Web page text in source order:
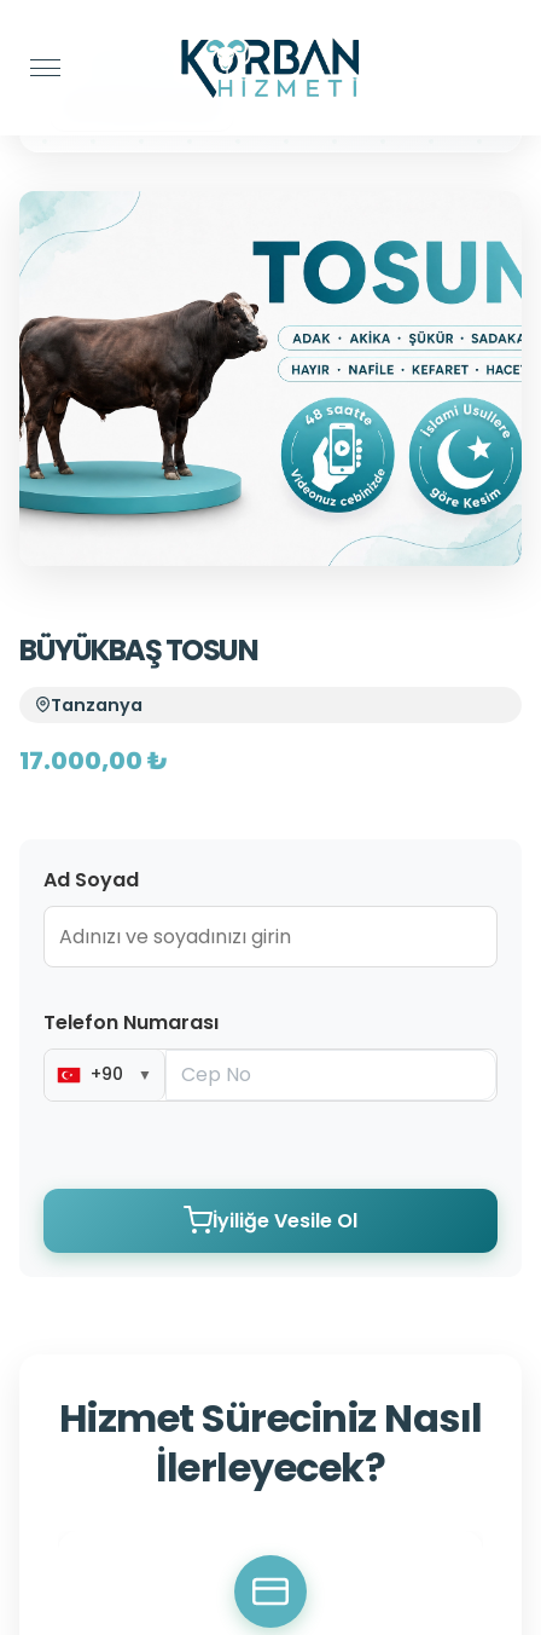
Şükür Kurbanı
BÜYÜKBAŞ TOSUN
Tanzanya
17.000,00 ₺
Ad Soyad
Telefon Numarası
+90 ▼
İyiliğe Vesile Ol
Hizmet Süreciniz Nasıl
İlerleyecek?